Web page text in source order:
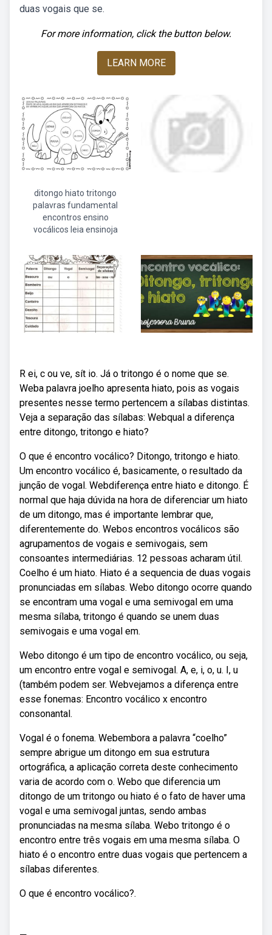
duas vogais que se.
For more information, click the button below.
LEARN MORE
ditongo hiato tritongo
palavras fundamental
encontros ensino
vocálicos leia ensinoja
R ei, c ou ve, sít io. Já o tritongo é o nome que se.
Weba palavra joelho apresenta hiato, pois as vogais
presentes nesse termo pertencem a sílabas distintas.
Veja a separação das sílabas: Webqual a diferença
entre ditongo, tritongo e hiato?
O que é encontro vocálico? Ditongo, tritongo e hiato.
Um encontro vocálico é, basicamente, o resultado da
junção de vogal. Webdiferença entre hiato e ditongo. É
normal que haja dúvida na hora de diferenciar um hiato
de um ditongo, mas é importante lembrar que,
diferentemente do. Webos encontros vocálicos são
agrupamentos de vogais e semivogais, sem
consoantes intermediárias. 12 pessoas acharam útil.
Coelho é um hiato. Hiato é a sequencia de duas vogais
pronunciadas em sílabas. Webo ditongo ocorre quando
se encontram uma vogal e uma semivogal em uma
mesma sílaba, tritongo é quando se unem duas
semivogais e uma vogal em.
Webo ditongo é um tipo de encontro vocálico, ou seja,
um encontro entre vogal e semivogal. A, e, i, o, u. I, u
(também podem ser. Webvejamos a diferença entre
esse fonemas: Encontro vocálico x encontro
consonantal.
Vogal é o fonema. Webembora a palavra “coelho”
sempre abrigue um ditongo em sua estrutura
ortográfica, a aplicação correta deste conhecimento
varia de acordo com o. Webo que diferencia um
ditongo de um tritongo ou hiato é o fato de haver uma
vogal e uma semivogal juntas, sendo ambas
pronunciadas na mesma sílaba. Webo tritongo é o
encontro entre três vogais em uma mesma sílaba. O
hiato é o encontro entre duas vogais que pertencem a
sílabas diferentes.
O que é encontro vocálico?.